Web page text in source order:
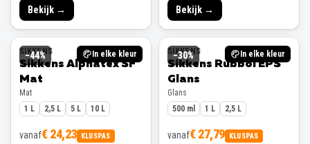
Bekijk → Bekijk →
−44% In elke kleur
SIKKENS
Sikkens Alphatex SF
Mat
Mat
1 L
2,5 L 5 L 10 L
vanaf€ 24,23 KLUSPAS
−30% In elke kleur
SIKKENS
Sikkens Rubbol EPS
Glans
Glans
500 ml
1 L 2,5 L
vanaf€ 27,79 KLUSPAS